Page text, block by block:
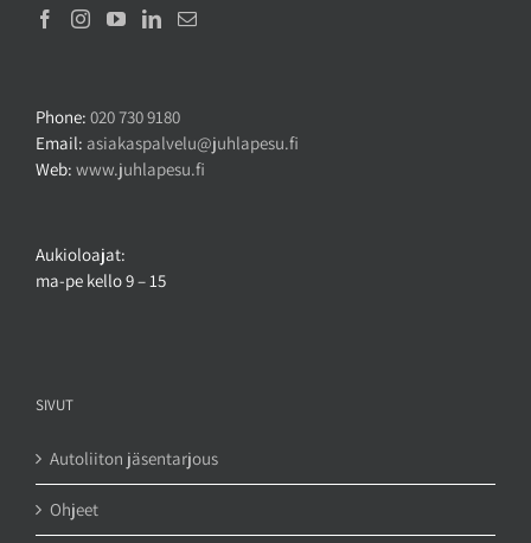
Phone: 020 730 9180
Email: asiakaspalvelu@juhlapesu.fi
Web: www.juhlapesu.fi
Aukioloajat:
ma-pe kello 9 – 15
SIVUT
Autoliiton jäsentarjous
Ohjeet